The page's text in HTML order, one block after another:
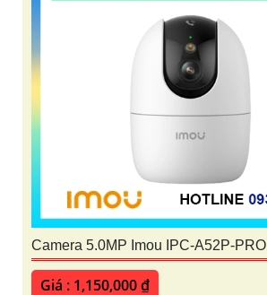
Camera 5.0MP Imou IPC-A52P-PRO
Giá : 1,150,000 ₫